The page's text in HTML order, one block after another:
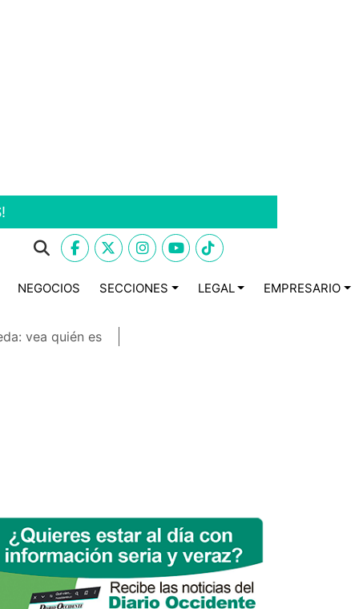
NEGOCIOS SECCIONES LEGAL EMPRESARIO
vea quién es